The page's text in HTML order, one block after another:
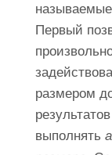
Первый
размером
выполнять